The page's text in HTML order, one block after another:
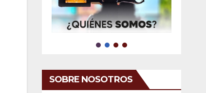
SOBRE NOSOTROS